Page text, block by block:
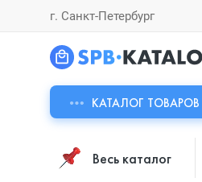
г. Санкт-Петербург
КАТАЛОГ ТОВАРОВ
Весь каталог